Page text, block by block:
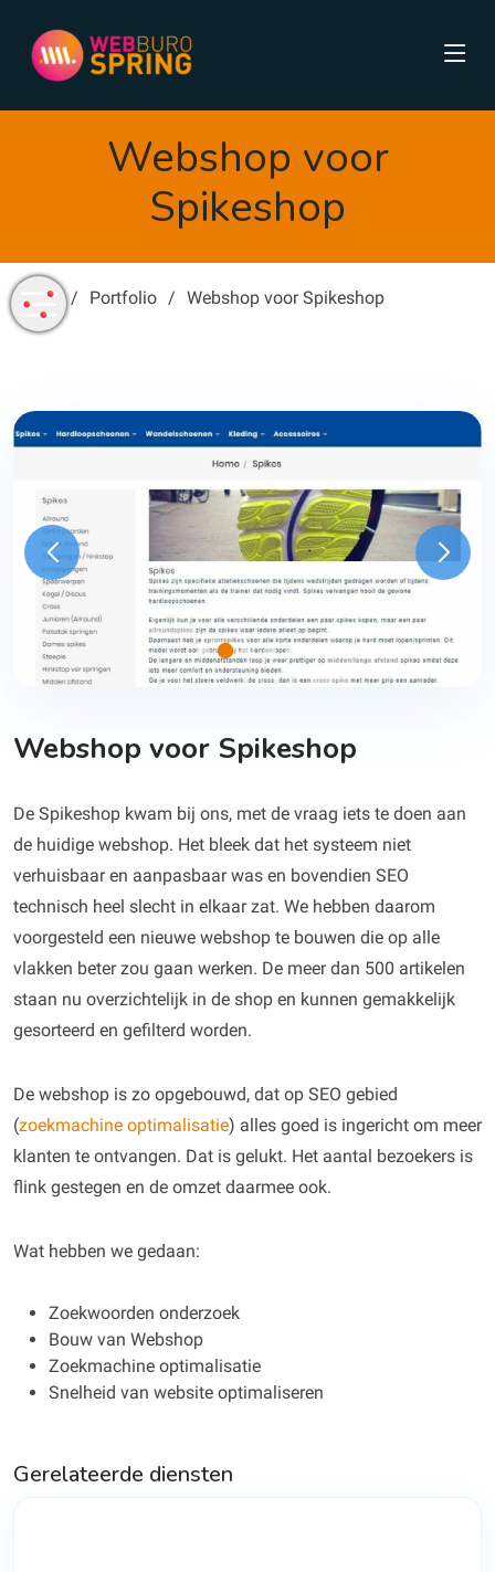
Webshop voor
Spikeshop
Home Portfolio Webshop voor Spikeshop
Webshop voor Spikeshop
De Spikeshop kwam bij ons, met de vraag iets te doen aan
de huidige webshop. Het bleek dat het systeem niet
verhuisbaar en aanpasbaar was en bovendien SEO
technisch heel slecht in elkaar zat. We hebben daarom
voorgesteld een nieuwe webshop te bouwen die op alle
vlakken beter zou gaan werken. De meer dan 500 artikelen
staan nu overzichtelijk in de shop en kunnen gemakkelijk
gesorteerd en gefilterd worden.
De webshop is zo opgebouwd, dat op SEO gebied
(zoekmachine optimalisatie) alles goed is ingericht om meer
klanten te ontvangen. Dat is gelukt. Het aantal bezoekers is
flink gestegen en de omzet daarmee ook.
Wat hebben we gedaan:
Zoekwoorden onderzoek
Bouw van Webshop
Zoekmachine optimalisatie
Snelheid van website optimaliseren
Gerelateerde diensten